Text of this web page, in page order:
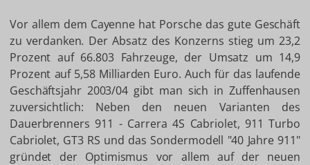
Vor allem dem Cayenne hat Porsche das gute Geschäft
zu verdanken. Der Absatz des Konzerns stieg um 23,2
Prozent auf 66.803 Fahrzeuge, der Umsatz um 14,9
Prozent auf 5,58 Milliarden Euro. Auch für das laufende
Geschäftsjahr 2003/04 gibt man sich in Zuffenhausen
zuversichtlich: Neben den neuen Varianten des
Dauerbrenners 911 - Carrera 4S Cabriolet, 911 Turbo
Cabriolet, GT3 RS und das Sondermodell "40 Jahre 911"
gründet der Optimismus vor allem auf der neuen